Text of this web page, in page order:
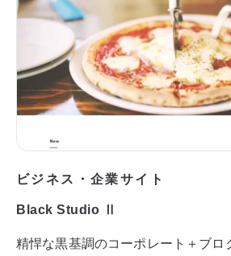
ビジネス・企業サイト
Black Studio Ⅱ
精悍な黒基調のコーポレート＋ブ